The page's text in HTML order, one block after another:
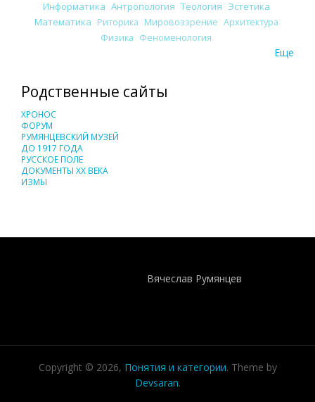
Информатика Антропология Теология Эстетика
Математика Риторика Мировоззрение Архитектура
Физика Феноменология
Еще
Родственные сайты
ХРОНОС
ФОРУМ
РУМЯНЦЕВСКИЙ МУЗЕЙ
ДО 1917 ГОДА
РУССКОЕ ПОЛЕ
ДОКУМЕНТЫ XX ВЕКА
ИЗМЫ
Вячеслав Румянцев
Copyright © 2026, Понятия и категории. Theme by
Devsaran.